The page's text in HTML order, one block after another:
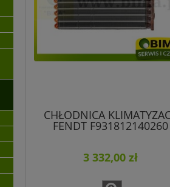
CHŁODNICA
FENDT F931812140260
3 332,00 zł